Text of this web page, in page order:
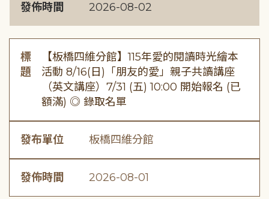
發佈時間 2026-08-02
標
題
【板橋四維分館】115年愛的閱讀時光繪本
活動 8/16(日)「朋友的愛」親子共讀講座
（英文講座）7/31 (五) 10:00 開始報名 (已
額滿) ◎ 錄取名單
發布單位 板橋四維分館
發佈時間 2026-08-01